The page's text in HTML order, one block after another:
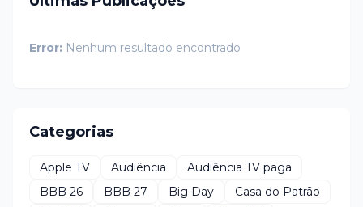
Error: Nenhum resultado encontrado
Categorias
Apple TV Audiência
Audiência TV paga
BBB 26
BBB 27 Big Day
Casa do Patrão